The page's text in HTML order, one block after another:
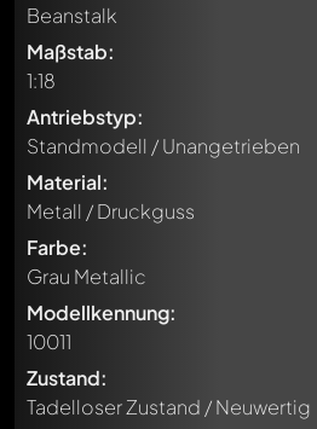
Beanstalk
Maßstab:
1:18
Antriebstyp:
Standmodell / Unangetrieben
Material:
Metall / Druckguss
Farbe:
Grau Metallic
Modellkennung:
10011
Zustand:
Tadelloser Zustand / Neuwertig